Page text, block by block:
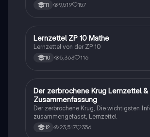
11 9,519 157
Mathe
Lernzettel ZP 10 Mathe
Lernzettel von der ZP 10
10 5,363 116
Deutsch
Der zerbrochene Krug Lernzettel &
Zusammenfassung
Der zerbrochene Krug, Die wichtigsten
zusammengefasst, Lernzettel
12 23,517 356